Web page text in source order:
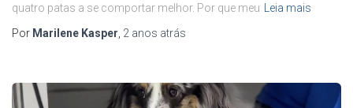
quatro patas a se comportar melhor. Por que meu
Leia mais
Por Marilene Kasper 2 anos atrás